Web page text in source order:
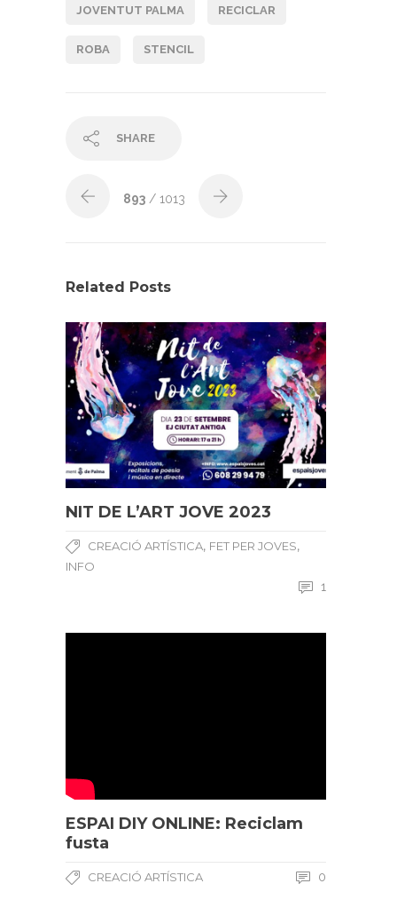
JOVENTUT PALMA RECICLAR
ROBA STENCIL
SHARE
893 / 1013
Related Posts
NIT DE L’ART JOVE 2023
CREACIÓ ARTÍSTICA, FET PER JOVES,
INFO
1
ESPAI DIY ONLINE: Reciclam
fusta
CREACIÓ ARTÍSTICA 0